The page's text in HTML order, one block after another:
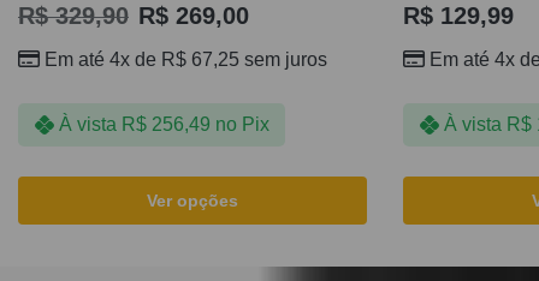
R$329,90 R$ 269,00
Em até 4x de R$ 67,25 sem juros
À vista R$256,49 no Pix
Ver opções
R$ 129,99
Em até 4x
À vista R$